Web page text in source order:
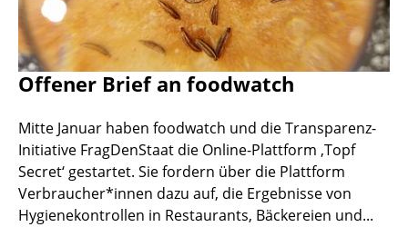
Offener Brief an foodwatch
Mitte Januar haben foodwatch und die Transparenz-
Initiative FragDenStaat die Online-Plattform ‚Topf
Secret‘ gestartet. Sie fordern über die Plattform
Verbraucher*innen dazu auf, die Ergebnisse von
Hygienekontrollen in Restaurants, Bäckereien und...